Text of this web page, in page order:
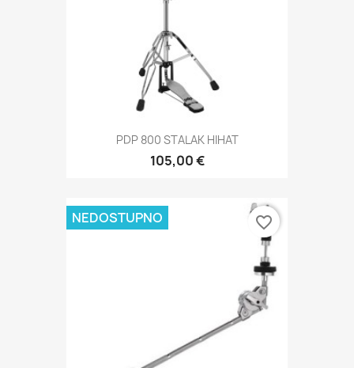
PDP 800 STALAK HIHAT
105,00 €
NEDOSTUPNO favorite_border